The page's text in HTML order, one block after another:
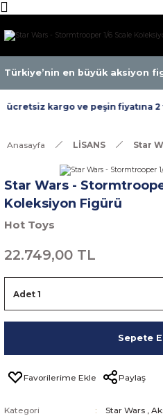
Türkiye’nin en büyük aksiyon
kargo ve peşin fiyatına 2
Anasayfa LİSANS Star
Star Wars -
Koleksiyon Figürü
Hot Toys
22.749,00 TL
Sepete
Paylaş
Kategori Star Wars ,